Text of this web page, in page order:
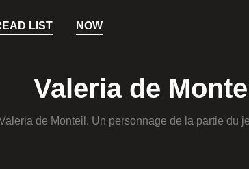
LIST NOW
Valeria de
de Monteil. Un personnage de la partie du